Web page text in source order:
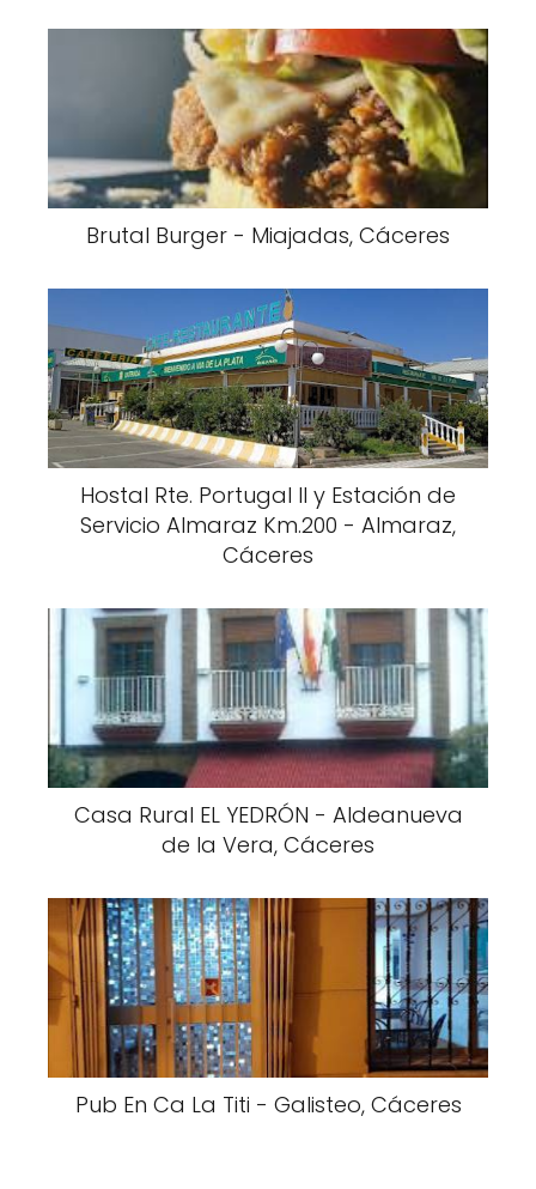
Brutal Burger - Miajadas, Cáceres
Hostal Rte. Portugal II y Estación de
Servicio Almaraz Km.200 - Almaraz,
Cáceres
Casa Rural EL YEDRÓN - Aldeanueva
de la Vera, Cáceres
Pub En Ca La Titi - Galisteo, Cáceres